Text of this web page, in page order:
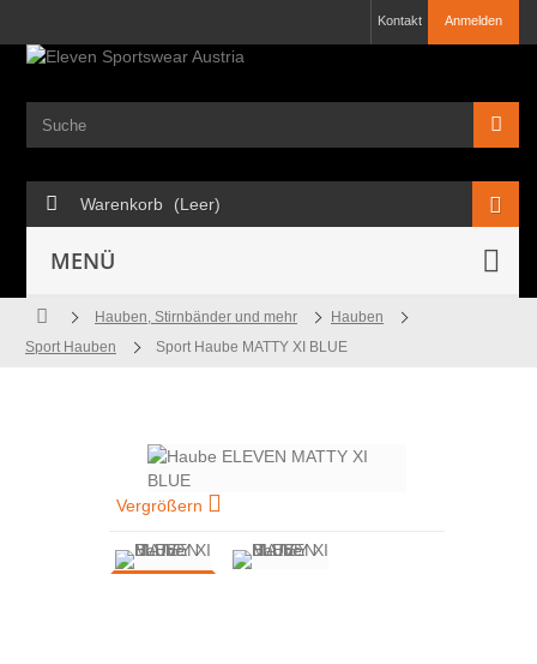
Anmelden
Kontakt
Warenkorb (Leer)
MENÜ
Hauben, Stirnbänder und mehr
Hauben
Sport Hauben
Sport Haube MATTY XI BLUE
Vergrößern